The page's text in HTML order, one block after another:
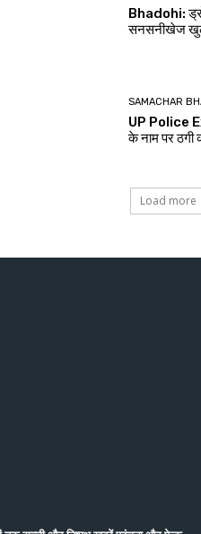
Bhadohi:
सनसनीखेज
SAMACHAR
UP Police
के नाम पर ठगी
Load more